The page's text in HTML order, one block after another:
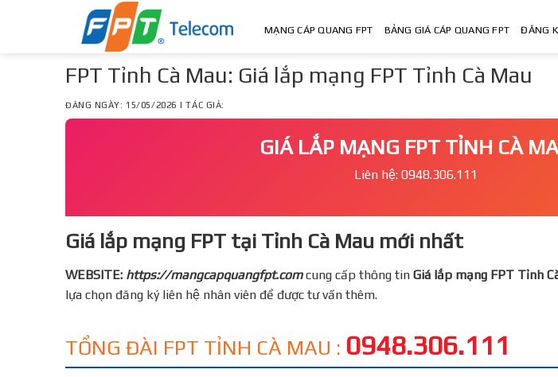
MẠNG CÁP QUANG FPT BẢNG GIÁ CÁP QUANG FPT ĐĂNG
FPT Tỉnh Cà Mau: Giá lắp mạng FPT Tỉnh Cà Mau
ĐĂNG NGÀY: 15/05/2026 | TÁC GIẢ:
GIÁ LẮP MẠNG FPT TỈNH CÀ
Liên hệ: 0948.306.111
Giá lắp mạng FPT tại Tỉnh Cà Mau mới nhất
WEBSITE: https://mangcapquangfpt.comcung cấp thông tin Giá lắp mạng FPT Tỉnh
lựa chọn đăng ký liên hệ nhân viên để được tư vấn thêm.
TỔNG ĐÀI FPT TỈNH CÀ MAU : 0948.306.111